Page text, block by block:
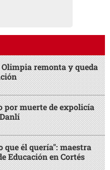
remonta y queda
por muerte de expolicía
que él quería": maestra
Educación en Cortés